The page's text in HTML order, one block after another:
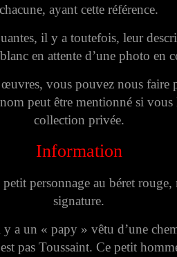
chacune, ayant cette référence.
il y a toutefois, leur
en attente d’une photo en
œuvres, vous pouvez nous
peut être mentionné si vous
collection privée.
Information
personnage au béret
signature.
a un « papy » vêtu d’une
pas Toussaint. Ce petit